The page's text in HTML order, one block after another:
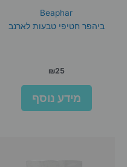
Beaphar
ביהפר חטיפי טבעות לארנב
₪25
מידע נוסף